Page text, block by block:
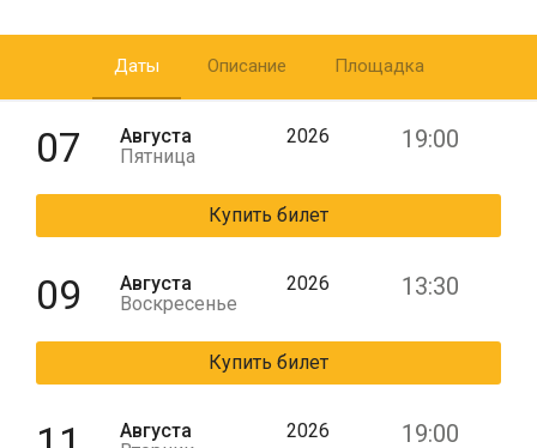
Даты Описание Площадка
07
Августа
Пятница
2026 19:00
Купить билет
09
Августа
Воскресенье
2026 13:30
Купить билет
Августа
2026 19:00